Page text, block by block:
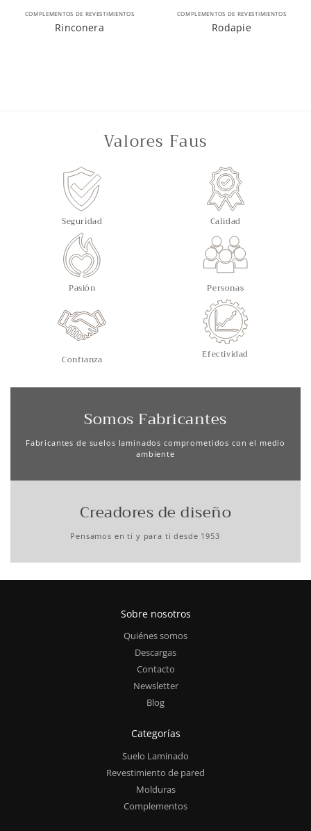
COMPLEMENTOS DE REVESTIMIENTOS
Rinconera
COMPLEMENTOS DE REVESTIMIENTOS
Rodapie
Valores Faus
Seguridad Calidad
Pasión Personas
Confianza Efectividad
Somos Fabricantes
Fabricantes de suelos laminados comprometidos con el medio
ambiente
Creadores de diseño
Pensamos en ti y para ti desde 1953
Sobre nosotros
Quiénes somos
Descargas
Contacto
Newsletter
Blog
Categorías
Suelo Laminado
Revestimiento de pared
Molduras
Complementos